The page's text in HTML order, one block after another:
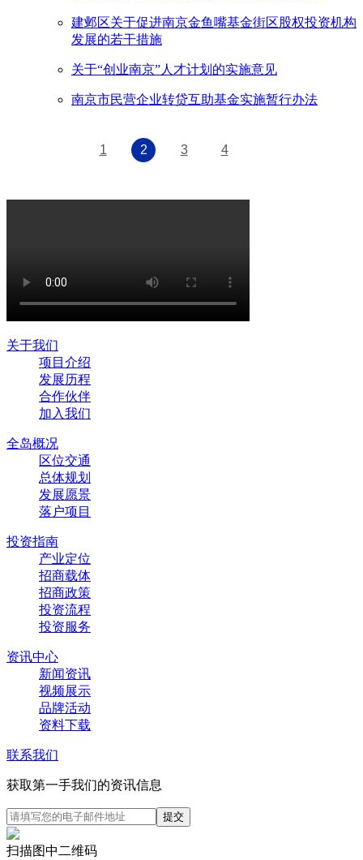
建邺区关于促进南京金鱼嘴基金街区股权投资机构
发展的若干措施
关于“创业南京”人才计划的实施意见
南京市民营企业转贷互助基金实施暂行办法
1 2 3 4
关于我们
项目介绍
发展历程
合作伙伴
加入我们
全岛概况
区位交通
总体规划
发展愿景
落户项目
投资指南
产业定位
招商载体
招商政策
投资流程
投资服务
资讯中心
新闻资讯
视频展示
品牌活动
资料下载
联系我们
获取第一手我们的资讯信息
扫描图中二维码